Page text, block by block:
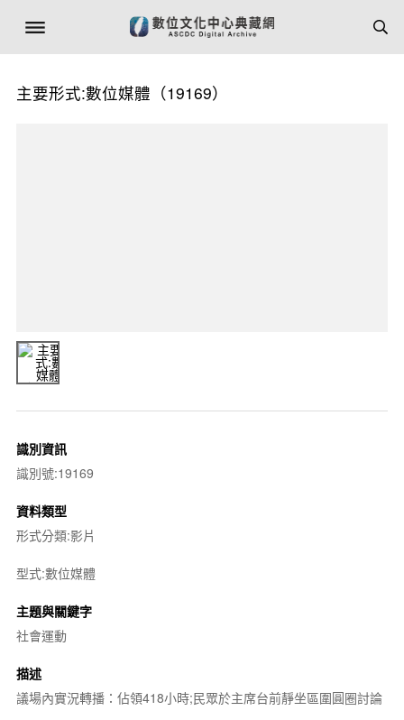
主要形式:數位媒體（19169）
識別資訊
識別號:19169
資料類型
形式分類:影片
型式:數位媒體
主題與關鍵字
社會運動
描述
議場內實況轉播：佔領418小時;民眾於主席台前靜坐區圍圓圈討論